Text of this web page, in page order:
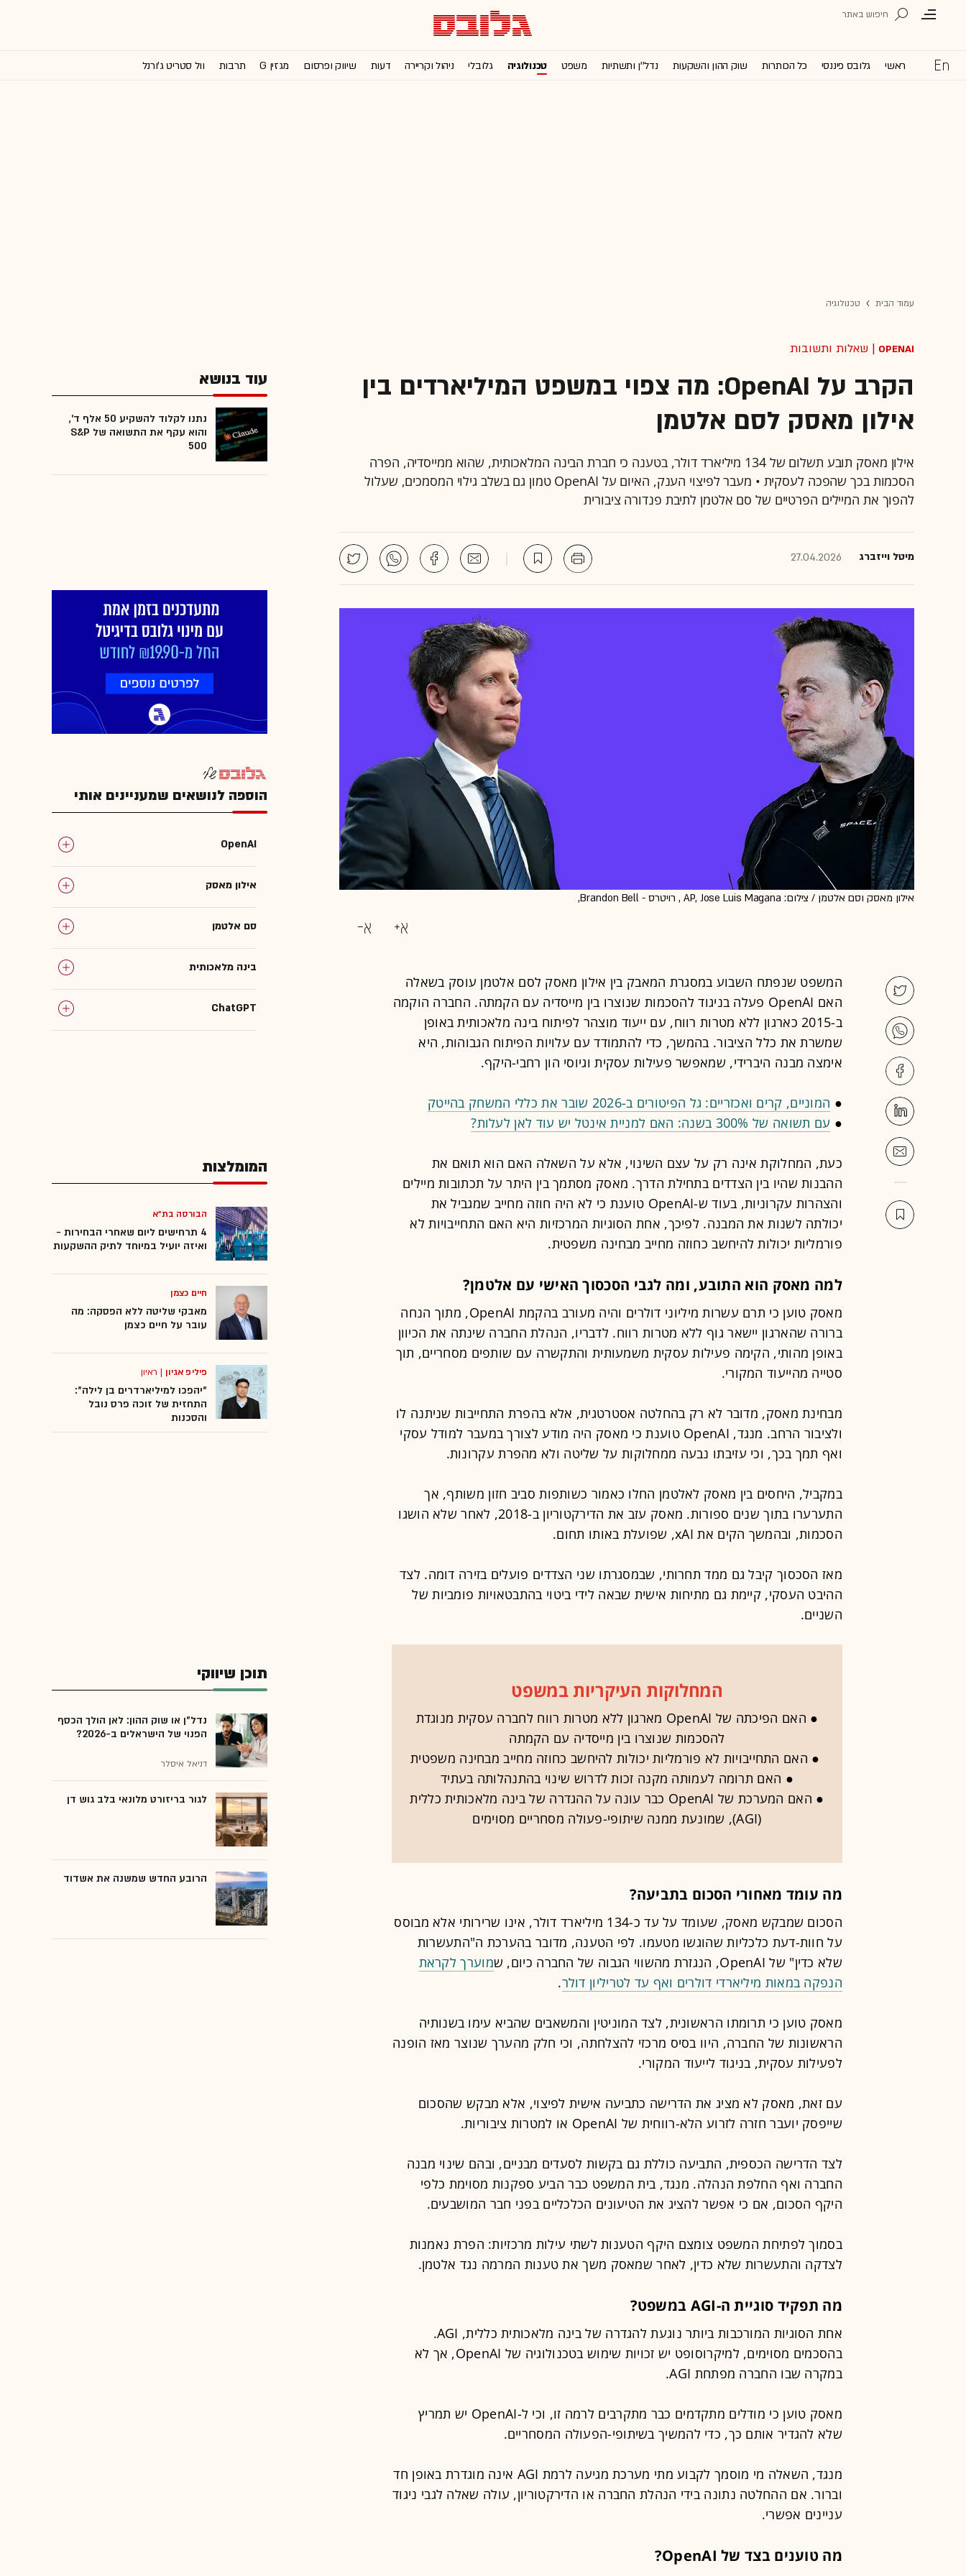
ראשי גלובס פיננסי כל הכותרות שוק ההון והשקעות נדל''ן ותשתיות משפט טכנולוגיה גלובלי ניהול וקריירה דעות שיווק ופרסום מגזין G תרבות וול סטריט ג'ורנל
עמוד הבית טכנולוגיה
OpenAI | שאלות ותשובות
הקרב על OpenAI: מה צפוי במשפט המיליארדים בין
אילון מאסק לסם אלטמן
אילון מאסק תובע תשלום של 134 מיליארד דולר, בטענה כי חברת הבינה המלאכותית, שהוא ממייסדיה, הפרה
הסכמות בכך שהפכה לעסקית • מעבר לפיצוי הענק, האיום על OpenAI טמון גם בשלב גילוי המסמכים, שעלול
להפוך את המיילים הפרטיים של סם אלטמן לתיבת פנדורה ציבורית
מיטל וייזברג 27.04.2026
אילון מאסק וסם אלטמן / צילום: AP, Jose Luis Magana , רויטרס - Brandon Bell,
המשפט שנפתח השבוע במסגרת המאבק בין אילון מאסק לסם אלטמן עוסק בשאלה
האם OpenAI פעלה בניגוד להסכמות שנוצרו בין מייסדיה עם הקמתה. החברה הוקמה
ב-2015 כארגון ללא מטרות רווח, עם ייעוד מוצהר לפיתוח בינה מלאכותית באופן
שמשרת את כלל הציבור. בהמשך, כדי להתמודד עם עלויות הפיתוח הגבוהות, היא
אימצה מבנה היברידי, שמאפשר פעילות עסקית וגיוסי הון רחבי-היקף.
● המוניים, קרים ואכזריים: גל הפיטורים ב-2026 שובר את כללי המשחק בהייטק
● עם תשואה של 300% בשנה: האם למניית אינטל יש עוד לאן לעלות?
כעת, המחלוקת אינה רק על עצם השינוי, אלא על השאלה האם הוא תואם את
ההבנות שהיו בין הצדדים בתחילת הדרך. מאסק מסתמך בין היתר על תכתובות מיילים
והצהרות עקרוניות, בעוד ש-OpenAI טוענת כי לא היה חוזה מחייב שמגביל את
יכולתה לשנות את המבנה. לפיכך, אחת הסוגיות המרכזיות היא האם התחייבויות לא
פורמליות יכולות להיחשב כחוזה מחייב מבחינה משפטית.
למה מאסק הוא התובע, ומה לגבי הסכסוך האישי עם אלטמן?
מאסק טוען כי תרם עשרות מיליוני דולרים והיה מעורב בהקמת OpenAI, מתוך הנחה
ברורה שהארגון יישאר גוף ללא מטרות רווח. לדבריו, הנהלת החברה שינתה את הכיוון
באופן מהותי, הקימה פעילות עסקית משמעותית והתקשרה עם שותפים מסחריים, תוך
סטייה מהייעוד המקורי.
מבחינת מאסק, מדובר לא רק בהחלטה אסטרטגית, אלא בהפרת התחייבות שניתנה לו
ולציבור הרחב. מנגד, OpenAI טוענת כי מאסק היה מודע לצורך במעבר למודל עסקי
ואף תמך בכך, וכי עזיבתו נבעה ממחלוקות על שליטה ולא מהפרת עקרונות.
במקביל, היחסים בין מאסק לאלטמן החלו כאמור כשותפות סביב חזון משותף, אך
התערערו בתוך שנים ספורות. מאסק עזב את הדירקטוריון ב-2018, לאחר שלא הושגו
הסכמות, ובהמשך הקים את xAI, שפועלת באותו תחום.
מאז הסכסוך קיבל גם ממד תחרותי, שבמסגרתו שני הצדדים פועלים בזירה דומה. לצד
ההיבט העסקי, קיימת גם מתיחות אישית שבאה לידי ביטוי בהתבטאויות פומביות של
השניים.
המחלוקות העיקריות במשפט
● האם הפיכתה של OpenAI מארגון ללא מטרות רווח לחברה עסקית מנוגדת
להסכמות שנוצרו בין מייסדיה עם הקמתה
● האם התחייבויות לא פורמליות יכולות להיחשב כחוזה מחייב מבחינה משפטית
● האם תרומה לעמותה מקנה זכות לדרוש שינוי בהתנהלותה בעתיד
● האם המערכת של OpenAI כבר עונה על ההגדרה של בינה מלאכותית כללית
(AGI), שמונעת ממנה שיתופי-פעולה מסחריים מסוימים
מה עומד מאחורי הסכום בתביעה?
הסכום שמבקש מאסק, שעומד על עד כ-134 מיליארד דולר, אינו שרירותי אלא מבוסס
על חוות-דעת כלכליות שהוגשו מטעמו. לפי הטענה, מדובר בהערכת ה"התעשרות
שלא כדין" של OpenAI, הנגזרת מהשווי הגבוה של החברה כיום, ש
מוערך לקראת
הנפקה במאות מיליארדי דולרים ואף עד לטריליון דולר.
מאסק טוען כי תרומתו הראשונית, לצד המוניטין והמשאבים שהביא עימו בשנותיה
הראשונות של החברה, היוו בסיס מרכזי להצלחתה, וכי חלק מהערך שנוצר מאז הופנה
לפעילות עסקית, בניגוד לייעוד המקורי.
עם זאת, מאסק לא מציג את הדרישה כתביעה אישית לפיצוי, אלא מבקש שהסכום
שייפסק יועבר חזרה לזרוע הלא-רווחית של OpenAI או למטרות ציבוריות.
לצד הדרישה הכספית, התביעה כוללת גם בקשות לסעדים מבניים, ובהם שינוי מבנה
החברה ואף החלפת הנהלה. מנגד, בית המשפט כבר הביע ספקנות מסוימת כלפי
היקף הסכום, אם כי אפשר להציג את הטיעונים הכלכליים בפני חבר המושבעים.
בסמוך לפתיחת המשפט צומצם היקף הטענות לשתי עילות מרכזיות: הפרת נאמנות
לצדקה והתעשרות שלא כדין, לאחר שמאסק משך את טענות המרמה נגד אלטמן.
מה תפקיד סוגיית ה-AGI במשפט?
אחת הסוגיות המורכבות ביותר נוגעת להגדרה של בינה מלאכותית כללית, AGI.
בהסכמים מסוימים, למיקרוסופט יש זכויות שימוש בטכנולוגיה של OpenAI, אך לא
במקרה שבו החברה מפתחת AGI.
מאסק טוען כי מודלים מתקדמים כבר מתקרבים לרמה זו, וכי ל-OpenAI יש תמריץ
שלא להגדיר אותם כך, כדי להמשיך בשיתופי-הפעולה המסחריים.
מנגד, השאלה מי מוסמך לקבוע מתי מערכת מגיעה לרמת AGI אינה מוגדרת באופן חד
וברור. אם ההחלטה נתונה בידי הנהלת החברה או הדירקטוריון, עולה שאלה לגבי ניגוד
עניינים אפשרי.
מה טוענים בצד של OpenAI?
עוד בנושא
נתנו לקלוד להשקיע 50 אלף ד',
והוא עקף את התשואה של S&P
500
הוספה לנושאים שמעניינים אותי
OpenAI
אילון מאסק
סם אלטמן
בינה מלאכותית
ChatGPT
המומלצות
הבורסה בת"א
4 תרחישים ליום שאחרי הבחירות -
ואיזה יועיל במיוחד לתיק ההשקעות
חיים כצמן
מאבקי שליטה ללא הפסקה: מה
עובר על חיים כצמן
פיליפ אגיון | ראיון
"יהפכו למיליארדרים בן לילה":
התחזית של זוכה פרס נובל
והסכנות
תוכן שיווקי
נדל"ן או שוק ההון: לאן הולך הכסף
הפנוי של הישראלים ב-2026?
דניאל איסלר
לגור בריזורט מלונאי בלב גוש דן
הרובע החדש שמשנה את אשדוד